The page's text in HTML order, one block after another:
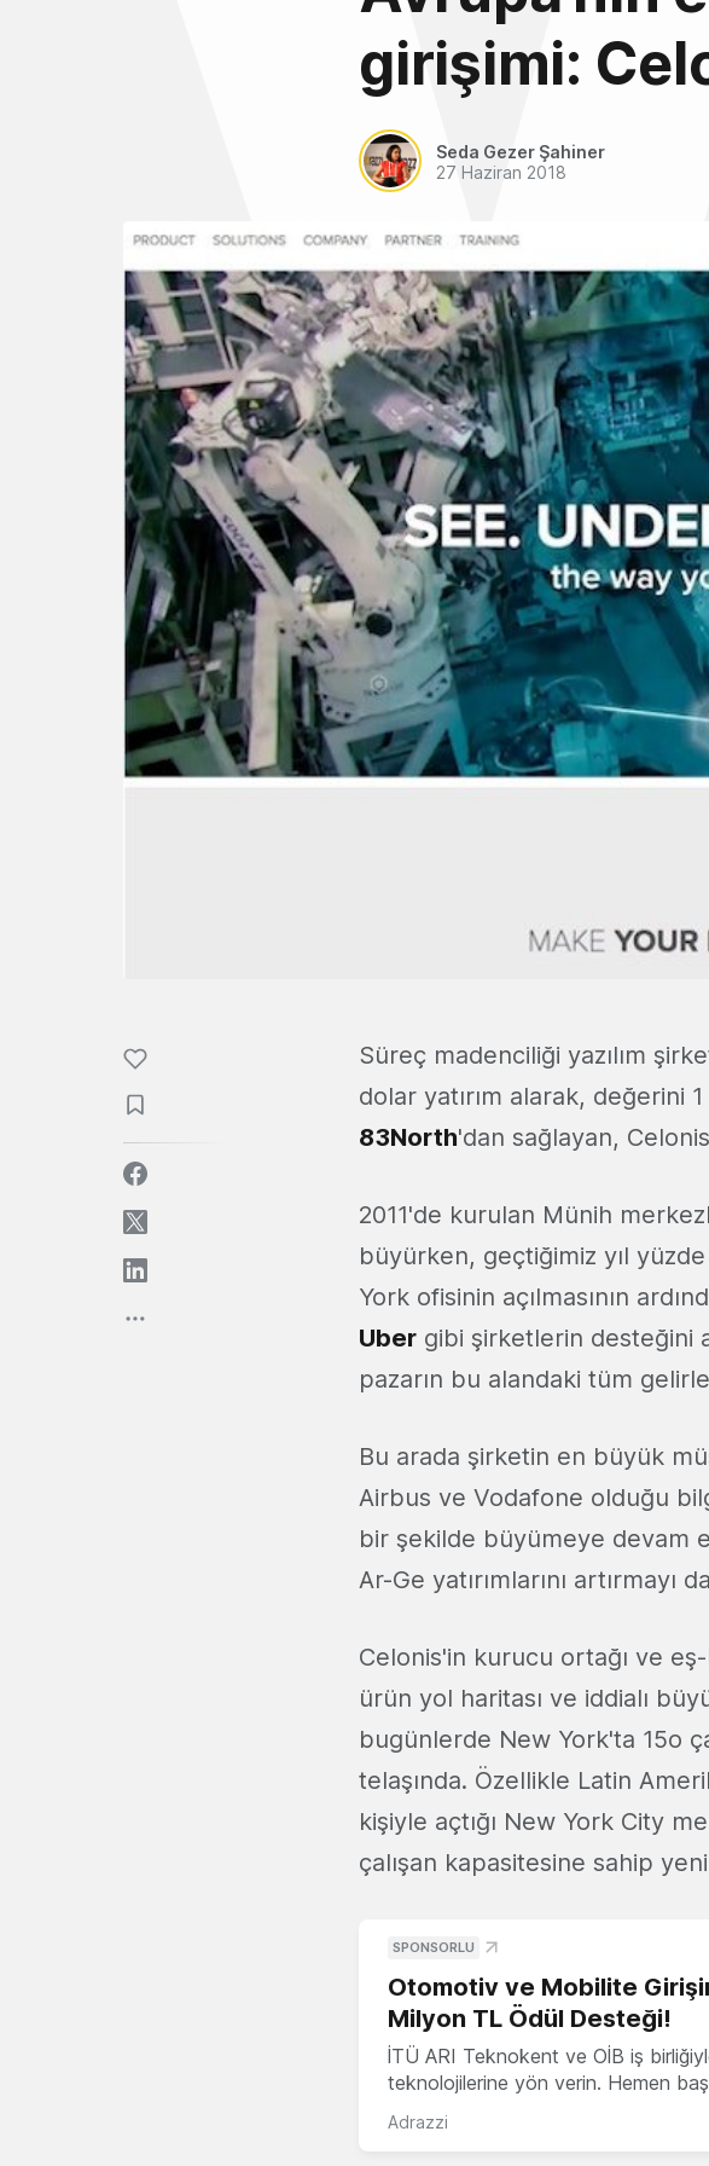
girişimi:
Seda Gezer Şahiner
27 Haziran 2018
Süreç madenciliği yazılım
dolar yatırım alarak, değerini 1
83North'dan sağlayan,
2011'de kurulan Münih
büyürken, geçtiğimiz yıl
York ofisinin açılmasının
Uber gibi şirketlerin desteğini
pazarın bu alandaki tüm
Bu arada şirketin en büyük
Airbus ve Vodafone olduğu
bir şekilde büyümeye devam
Ar-Ge yatırımlarını artırmayı
Celonis'in kurucu ortağı ve
ürün yol haritası ve iddialı
bugünlerde New York'ta 15o
telaşında. Özellikle Latin
kişiyle açtığı New York City
çalışan kapasitesine sahip
SPONSORLU
Otomotiv ve Mobilite
Milyon TL Ödül Desteği!
İTÜ ARI Teknokent ve OİB iş
teknolojilerine yön verin. Hemen
Adrazzi